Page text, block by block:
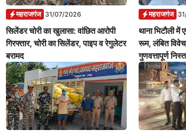
महराजगंज 31/07/2026
सिलेंडर चोरी का खुलासा: वांछित आरोपी
गिरफ्तार, चोरी का सिलेंडर, पाइप व रेगुलेटर
बरामद
महराजगंज
थाना भिटौली में
रूम, लंबित
गुणवत्तापूर्ण